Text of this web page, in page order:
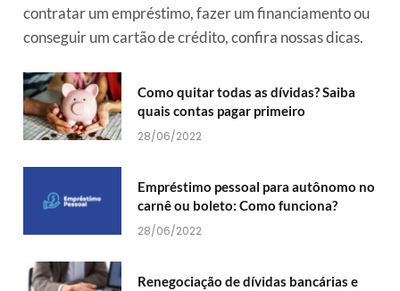
contratar um empréstimo, fazer um financiamento ou
conseguir um cartão de crédito, confira nossas dicas.
Como quitar todas as dívidas? Saiba
quais contas pagar primeiro
28/06/2022
Empréstimo pessoal para autônomo no
carnê ou boleto: Como funciona?
28/06/2022
Renegociação de dívidas bancárias e